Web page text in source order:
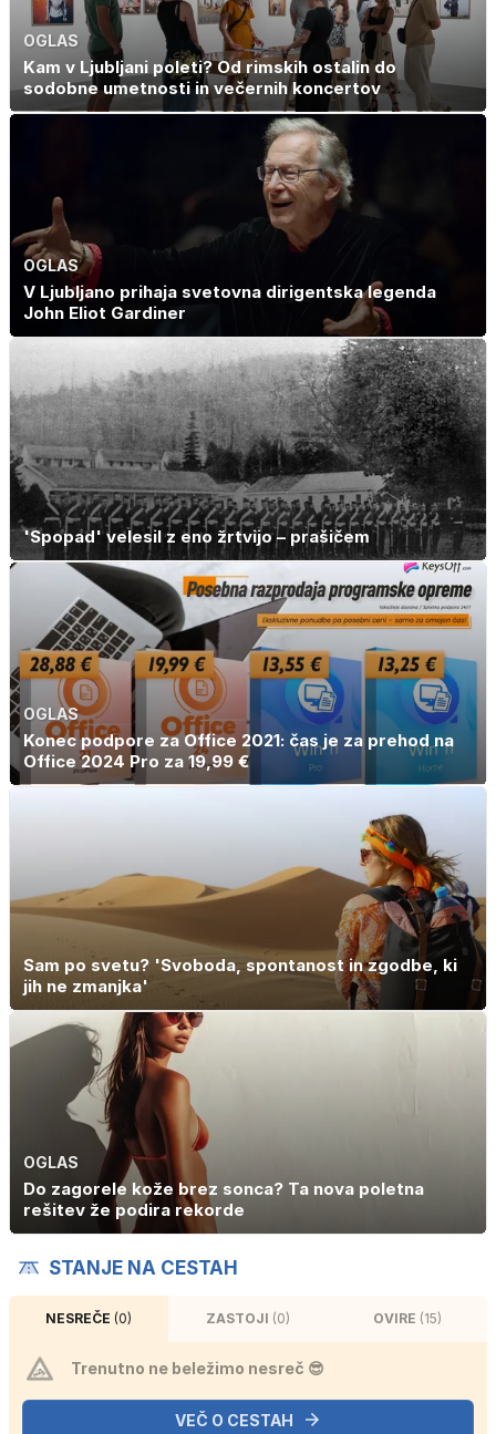
OGLAS
Kam v Ljubljani poleti? Od rimskih ostalin do
sodobne umetnosti in večernih koncertov
OGLAS
V Ljubljano prihaja svetovna dirigentska legenda
John Eliot Gardiner
'Spopad' velesil z eno žrtvijo – prašičem
OGLAS
Konec podpore za Office 2021: čas je za prehod na
Office 2024 Pro za 19,99 €
Sam po svetu? 'Svoboda, spontanost in zgodbe, ki
jih ne zmanjka'
OGLAS
Do zagorele kože brez sonca? Ta nova poletna
rešitev že podira rekorde
STANJE NA CESTAH
NESREČE (0) ZASTOJI (0) OVIRE (15)
Trenutno ne beležimo nesreč 😎
VEČ O CESTAH